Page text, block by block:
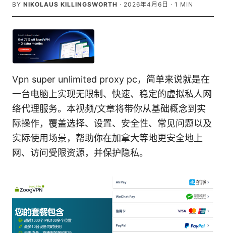
BY NIKOLAUS KILLINGSWORTH · 2026年4月6日 · 1 MIN
Vpn super unlimited proxy pc，简单来说就是在
一台电脑上实现无限制、快速、稳定的虚拟私人网
络代理服务。本视频/文章将带你从基础概念到实
际操作，覆盖选择、设置、安全性、常见问题以及
实际使用场景，帮助你在加拿大等地更安全地上
网、访问受限资源，并保护隐私。